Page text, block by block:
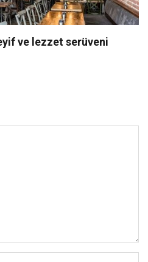
ve lezzet serüveni